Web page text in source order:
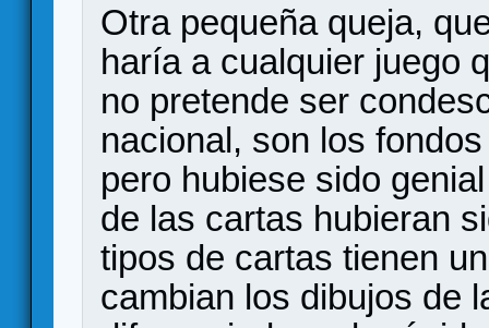
Otra pequeña queja,
haría a cualquier juego
no pretende ser
nacional, son los
pero hubiese sido
de las cartas hubieran
tipos de cartas tienen
cambian los dibujos de